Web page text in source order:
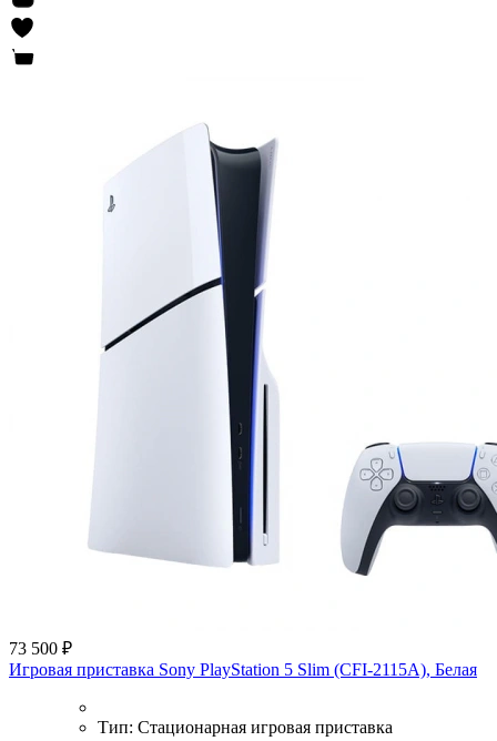
73 500 ₽
Игровая приставка Sony PlayStation 5 Slim (CFI-2115A), Белая
Тип: Стационарная игровая приставка